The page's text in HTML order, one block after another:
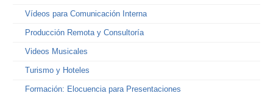
Vídeos para Comunicación Interna
Producción Remota y Consultoría
Videos Musicales
Turismo y Hoteles
Formación: Elocuencia para Presentaciones